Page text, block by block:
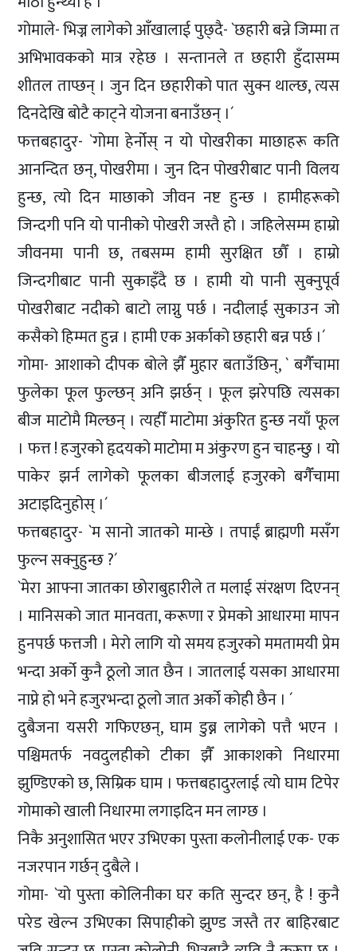
गोमाले- भिज्न लागेको आँखालाई पुछ्दै- `छहारी बन्ने जिम्मा त
अभिभावकको मात्र रहेछ । सन्तानले त छहारी हुँदासम्म
शीतल ताप्छन् । जुन दिन छहारीको पात सुक्न थाल्छ, त्यस
दिनदेखि बोटै काट्ने योजना बनाउँछन् ।´
फत्तबहादुर- `गोमा हेर्नोस् न यो पोखरीका माछाहरू कति
आनन्दित छन्, पोखरीमा । जुन दिन पोखरीबाट पानी विलय
हुन्छ, त्यो दिन माछाको जीवन नष्ट हुन्छ । हामीहरूको
जिन्दगी पनि यो पानीको पोखरी जस्तै हो । जहिलेसम्म हाम्रो
जीवनमा पानी छ, तबसम्म हामी सुरक्षित छौँ । हाम्रो
जिन्दगीबाट पानी सुकाइँदै छ । हामी यो पानी सुक्नुपूर्व
पोखरीबाट नदीको बाटो लाग्नु पर्छ । नदीलाई सुकाउन जो
कसैको हिम्मत हुन्न । हामी एक अर्काको छहारी बन्न पर्छ ।´
गोमा- आशाको दीपक बोले झैँ मुहार बताउँछिन्, ` बगैँचामा
फुलेका फूल फुल्छन् अनि झर्छन् । फूल झरेपछि त्यसका
बीज माटोमै मिल्छन् । त्यहीँ माटोमा अंकुरित हुन्छ नयाँ फूल
। फत्त ! हजुरको हृदयको माटोमा म अंकुरण हुन चाहन्छु । यो
पाकेर झर्न लागेको फूलका बीजलाई हजुरको बगैँचामा
अटाइदिनुहोस् ।´
फत्तबहादुर- `म सानो जातको मान्छे । तपाईं ब्राह्मणी मसँग
फुल्न सक्नुहुन्छ ?´
`मेरा आफ्ना जातका छोराबुहारीले त मलाई संरक्षण दिएनन्
। मानिसको जात मानवता, करूणा र प्रेमको आधारमा मापन
हुनपर्छ फत्तजी । मेरो लागि यो समय हजुरको ममतामयी प्रेम
भन्दा अर्को कुनै ठूलो जात छैन । जातलाई यसका आधारमा
नाप्ने हो भने हजुरभन्दा ठूलो जात अर्को कोही छैन । ´
दुबैजना यसरी गफिएछन्, घाम डुब्न लागेको पत्तै भएन ।
पश्चिमतर्फ नवदुलहीको टीका झैँ आकाशको निधारमा
झुण्डिएको छ, सिम्रिक घाम । फत्तबहादुरलाई त्यो घाम टिपेर
गोमाको खाली निधारमा लगाइदिन मन लाग्छ ।
निकै अनुशासित भएर उभिएका पुस्ता कलोनीलाई एक- एक
नजरपान गर्छन् दुबैले ।
गोमा- `यो पुस्ता कोलिनीका घर कति सुन्दर छन्, है ! कुनै
परेड खेल्न उभिएका सिपाहीको झुण्ड जस्तै तर बाहिरबाट